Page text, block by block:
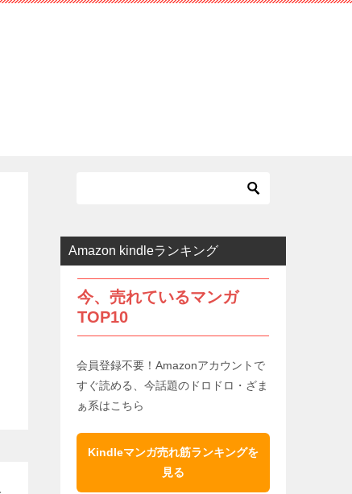
Amazon kindleランキング
今、売れているマンガ
TOP10
会員登録不要！Amazonアカウントで
すぐ読める、今話題のドロドロ・ざま
ぁ系はこちら
Kindleマンガ売れ筋ランキングを
見る